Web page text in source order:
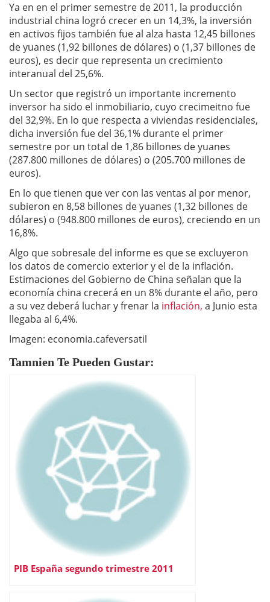
Ya en en el primer semestre de 2011, la producción
industrial china logró crecer en un 14,3%, la inversión
en activos fijos también fue al alza hasta 12,45 billones
de yuanes (1,92 billones de dólares) o (1,37 billones de
euros), es decir que representa un crecimiento
interanual del 25,6%.
Un sector que registró un importante incremento
inversor ha sido el inmobiliario, cuyo crecimeitno fue
del 32,9%. En lo que respecta a viviendas residenciales,
dicha inversión fue del 36,1% durante el primer
semestre por un total de 1,86 billones de yuanes
(287.800 millones de dólares) o (205.700 millones de
euros).
En lo que tienen que ver con las ventas al por menor,
subieron en 8,58 billones de yuanes (1,32 billones de
dólares) o (948.800 millones de euros), creciendo en un
16,8%.
Algo que sobresale del informe es que se excluyeron
los datos de comercio exterior y el de la inflación.
Estimaciones del Gobierno de China señalan que la
economía china crecerá en un 8% durante el año, pero
a su vez deberá luchar y frenar la inflación, a Junio esta
llegaba al 6,4%.
Imagen: economia.cafeversatil
Tamnien Te Pueden Gustar:
PIB España segundo trimestre 2011